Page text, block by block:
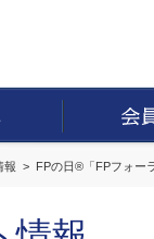
報 FPの日®「FPフォー